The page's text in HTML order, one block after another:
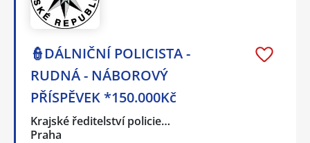
👮DÁLNIČNÍ POLICISTA -
RUDNÁ - NÁBOROVÝ
PŘÍSPĚVEK *150.000Kč
Krajské ředitelství policie…
Praha